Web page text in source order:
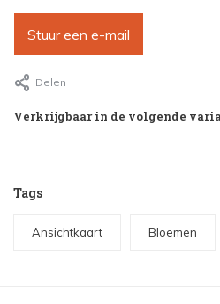
Stuur een e-mail
Delen
Verkrijgbaar in de volgende
Tags
Ansichtkaart Bloemen